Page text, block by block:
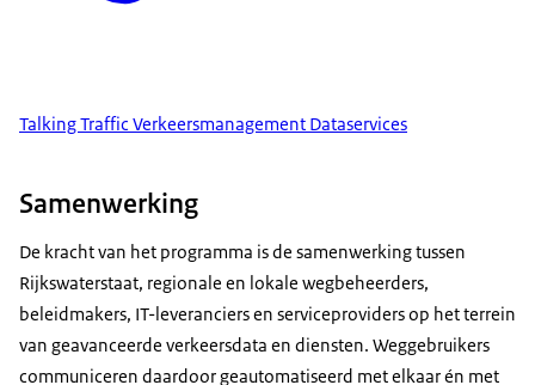
Talking Traffic Verkeersmanagement Dataservices
Samenwerking
De kracht van het programma is de samenwerking tussen
Rijkswaterstaat, regionale en lokale wegbeheerders,
beleidmakers, IT-leveranciers en serviceproviders op het terrein
van geavanceerde verkeersdata en diensten. Weggebruikers
communiceren daardoor geautomatiseerd met elkaar én met